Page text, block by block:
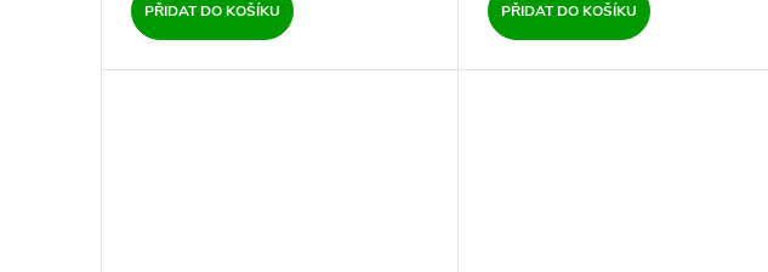
ů
PŘIDAT DO KOŠÍKU PŘIDAT DO KOŠÍKU